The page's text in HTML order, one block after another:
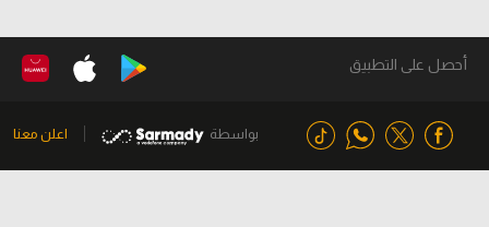
أحصل على التطبيق
بواسطة اعلن معنا